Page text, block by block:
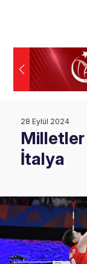
28 Eylül 2024
Milletler
İtalya